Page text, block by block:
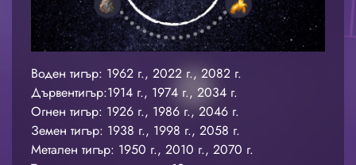
Воден тигър: 1962 г., 2022 г., 2082 г.
Дървентигър:1914 г., 1974 г., 2034 г.
Огнен тигър: 1926 г., 1986 г., 2046 г.
Земен тигър: 1938 г., 1998 г., 2058 г.
Метален тигър: 1950 г., 2010 г., 2070 г.